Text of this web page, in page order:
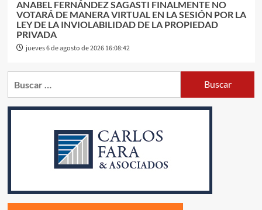
ANABEL FERNÁNDEZ SAGASTI FINALMENTE NO
VOTARÁ DE MANERA VIRTUAL EN LA SESIÓN POR LA
LEY DE LA INVIOLABILIDAD DE LA PROPIEDAD
PRIVADA
jueves 6 de agosto de 2026 16:08:42